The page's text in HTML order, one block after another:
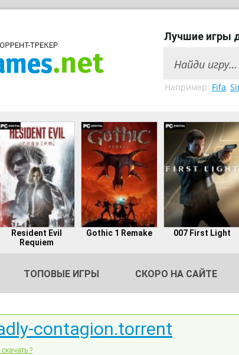
Лучшие игры
Например: Fifa,
Resident Evil
Requiem
Gothic 1 Remake 007 First Light
ТОПОВЫЕ ИГРЫ СКОРО НА САЙТЕ
contagion.torrent
скачать ?